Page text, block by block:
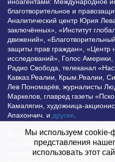
благотворительное и
Аналитический центр Юрия
заключённых», «Институт
движений»,
защиты прав граждан», «Центр
исследований», Голос
Радио Свобода, телеканал
Кавказ.Реалии, Крым.Реалии,
Лев Пономарёв, журналисты
Маркелов, главред газеты
Камалягин, художница-
Апахончич. и другие
Все права защищены и
использование материалов
наличия активной гиперссылки
Мы используем cookie-
представления
использовать этот